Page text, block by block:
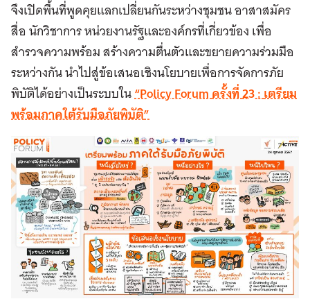
จึงเปิดพื้นที่พูดคุยแลกเปลี่ยนกันระหว่างชุมชน อาสาสมัคร
สื่อ นักวิชาการ หน่วยงานรัฐและองค์กรที่เกี่ยวข้อง เพื่อ
สำรวจความพร้อม สร้างความตื่นตัวและขยายความร่วมมือ
ระหว่างกัน นำไปสู่ข้อเสนอเชิงนโยบายเพื่อการจัดการภัย
พิบัติได้อย่างเป็นระบบใน“Policy Forumครั้งที่23 :เตรียม
พร้อมภาคใต้รับมือภัยพิบัติ”